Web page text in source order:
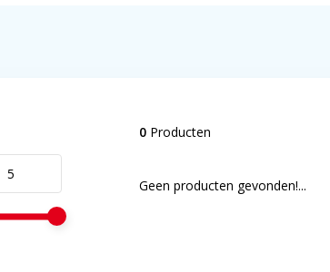
0Producten
Geen producten gevonden!...